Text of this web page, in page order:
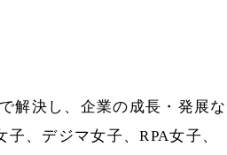
解決し、企業の成長・発展な
、デジマ女子、RPA女子、